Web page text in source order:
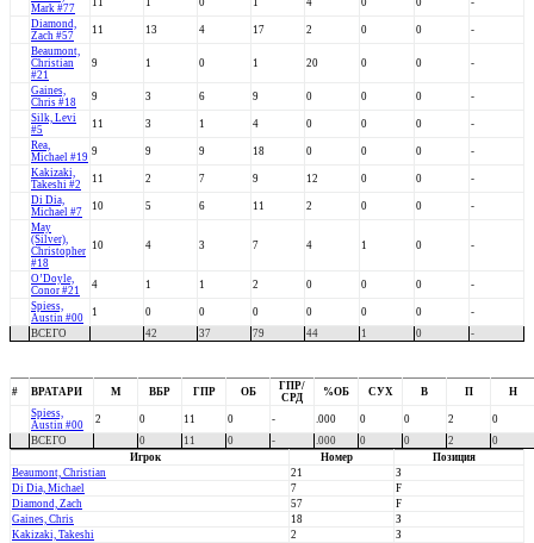
Mark #77
11 1 0 1 4 0 0
-
Diamond,
Zach #57
11 13 4 17 2 0 0
-
Beaumont,
Christian
#21
9 1 0 1 20 0 0 -
Gaines,
Chris #18
9 3 6 9 0 0 0
-
Silk, Levi
#5
11 3 1 4 0 0 0
-
Rea,
Michael #19 9 9 9 18 0 0 0
-
Kakizaki,
Takeshi #2
11 2 7 9 12 0 0
-
Di Dia,
Michael #7
10 5 6 11 2 0 0
-
May
(Silver),
Christopher
#18
10 4 3 7 4 1 0 -
O’Doyle,
Conor #21
4 1 1 2 0 0 0
-
Spiess,
Austin #00
1 0 0 0 0 0 0
-
ВСЕГО
42 37 79 44 1 0 -
# ВРАТАРИ М ВБР ГПР ОБ
ГПР/
СРД
%ОБ СУХ В П
Н
Spiess,
Austin #00
2 0 11 0 - .000 0 0 2
0
ВСЕГО
0 11 0 - .000 0 0 2
0
Игрок
Номер
Позиция
Beaumont, Christian
21
З
Di Dia, Michael
7
F
Diamond, Zach
57
F
Gaines, Chris
18
З
Kakizaki, Takeshi
2
З